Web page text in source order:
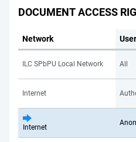
DOCUMENT ACCESS
Network
ILC SPbPU Local Network All
Internet
Internet